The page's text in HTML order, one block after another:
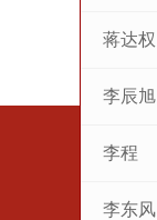
蒋达权
李辰旭
李程
李东风